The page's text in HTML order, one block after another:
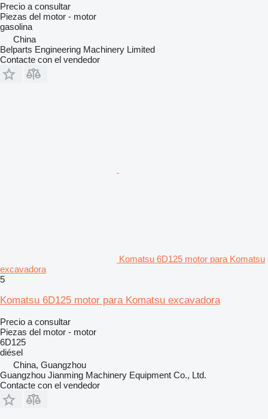
Precio a consultar
Piezas del motor - motor
gasolina
China
Belparts Engineering Machinery Limited
Contacte con el vendedor
Komatsu 6D125 motor para Komatsu
excavadora
5
Komatsu 6D125 motor para Komatsu excavadora
Precio a consultar
Piezas del motor - motor
6D125
diésel
China, Guangzhou
Guangzhou Jianming Machinery Equipment Co., Ltd.
Contacte con el vendedor